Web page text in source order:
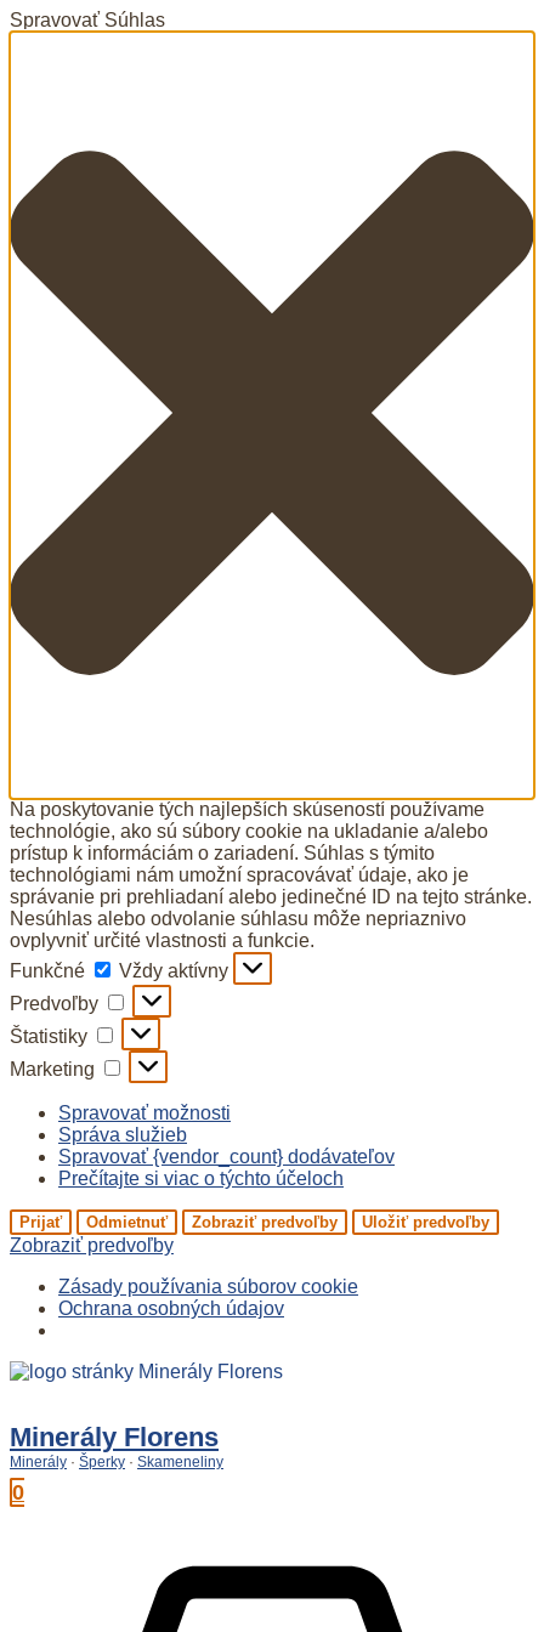
Spravovať Súhlas
Na poskytovanie tých najlepších skúseností používame
technológie, ako sú súbory cookie na ukladanie a/alebo
prístup k informáciám o zariadení. Súhlas s týmito
technológiami nám umožní spracovávať údaje, ako je
správanie pri prehliadaní alebo jedinečné ID na tejto stránke.
Nesúhlas alebo odvolanie súhlasu môže nepriaznivo
ovplyvniť určité vlastnosti a funkcie.
Funkčné
Funkčné
Vždy aktívny
Predvoľby
Predvoľby
Štatistiky Štatistiky
Marketing Marketing
Spravovať možnosti
Správa služieb
Spravovať {vendor_count} dodávateľov
Prečítajte si viac o týchto účeloch
Prijať Odmietnuť Zobraziť predvoľby Uložiť predvoľby
Zobraziť predvoľby
Zásady používania súborov cookie
Ochrana osobných údajov
Preskočiť
Minerály Florens
Minerály · Šperky · Skameneliny
0